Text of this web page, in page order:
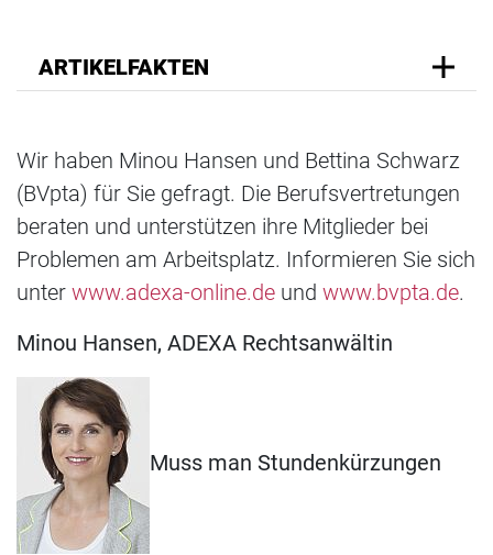
ARTIKELFAKTEN
Wir haben Minou Hansen und Bettina Schwarz
(BVpta) für Sie gefragt. Die Berufsvertretungen
beraten und unterstützen ihre Mitglieder bei
Problemen am Arbeitsplatz. Informieren Sie sich
unter www.adexa-online.de und www.bvpta.de.
Minou Hansen, ADEXA Rechtsanwältin
Muss man Stundenkürzungen